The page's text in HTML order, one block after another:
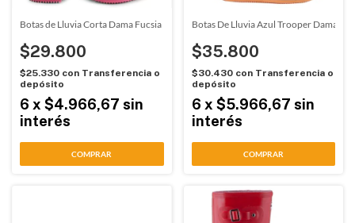
Botas de Lluvia Corta Dama Fucsia Proforce (67000)
$29.800
$25.330 con Transferencia o
depósito
6 x $4.966,67 sin
interés
COMPRAR
Botas De Lluvia Azul Trooper Damalu
$35.800
$30.430 con Transferencia o
depósito
6 x $5.966,67 sin
interés
COMPRAR